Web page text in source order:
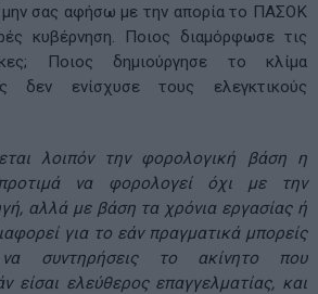
μην σας αφήσω με την απορία το ΠΑΣΟΚ
κυβέρνηση. Ποιος διαμόρφωσε τις
Ποιος δημιούργησε το κλίμα
δεν ενίσχυσε τους ελεγκτικούς
λοιπόν την φορολογική βάση η
προτιμά να φορολογεί όχι με την
αλλά με βάση τα χρόνια εργασίας ή
για το εάν πραγματικά μπορείς
συντηρήσεις το ακίνητο που
είσαι ελεύθερος επαγγελματίας, και